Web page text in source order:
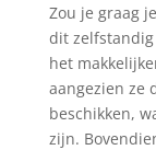
Zou je graag
dit
het
aangezien ze
beschikken,
zijn.